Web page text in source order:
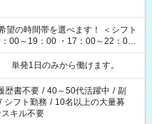
00～19：00 ・17：00～22：00
～翌6：00 など
単発1日のみから働けます。
歴書不要 / 40～50代活躍中 / 副
/ シフト勤務 / 10名以上の大量募
キル不要